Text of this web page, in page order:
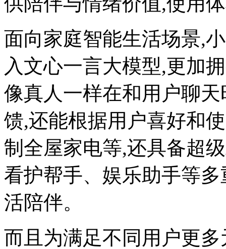
面向家庭智能生活场景,
入文心一言大模型,更加
像真人一样在和用户聊
馈,还能根据用户喜好和
制全屋家电等,还具备超
看护帮手、娱乐助手等
活陪伴。
而且为满足不同用户更